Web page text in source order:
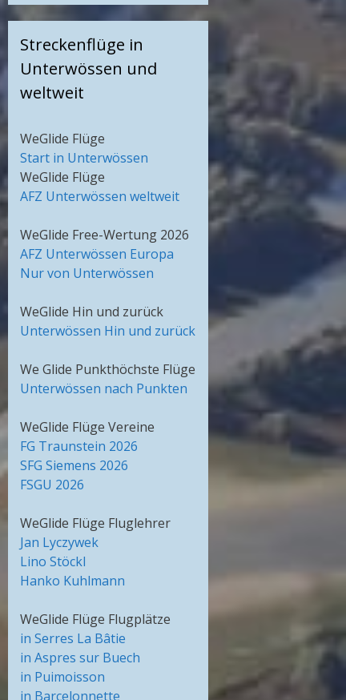
Streckenflüge in
Unterwössen und
weltweit
WeGlide Flüge
Start in Unterwössen
WeGlide Flüge
AFZ Unterwössen weltweit
WeGlide Free-Wertung 2026
AFZ Unterwössen Europa
Nur von Unterwössen
WeGlide Hin und zurück
Unterwössen Hin und zurück
We Glide Punkthöchste Flüge
Unterwössen nach Punkten
WeGlide Flüge Vereine
FG Traunstein 2026
SFG Siemens 2026
FSGU 2026
WeGlide Flüge Fluglehrer
Jan Lyczywek
Lino Stöckl
Hanko Kuhlmann
WeGlide Flüge Flugplätze
in Serres La Bâtie
in Aspres sur Buech
in Puimoisson
in Barcelonnette